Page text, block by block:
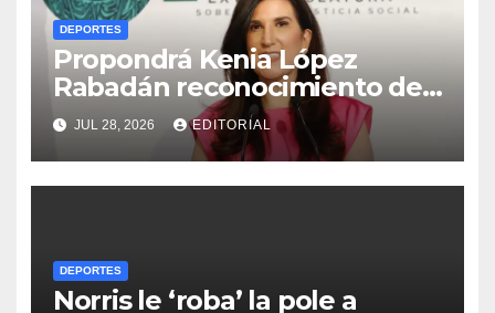
DEPORTES
Propondrá Kenia López
Rabadán reconocimiento del
Congreso mexicano al ciclista
Isaac del Toro
JUL 28, 2026 EDITORIAL
DEPORTES
Norris le ‘roba’ la pole a